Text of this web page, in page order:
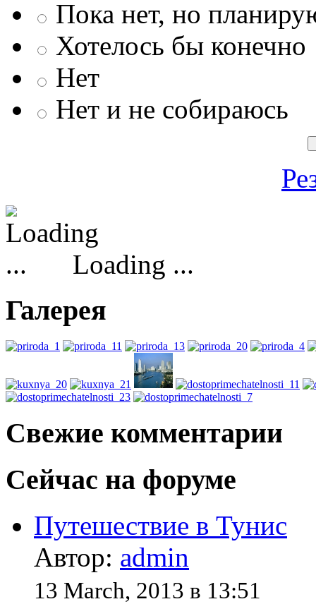
Пока нет, но
Хотелось бы конечно
Нет
Нет и не собираюсь
Loading ...
Галерея
Свежие комментарии
Сейчас на форуме
Путешествие в Тунис
Автор: admin
13 March, 2013 в 13:51